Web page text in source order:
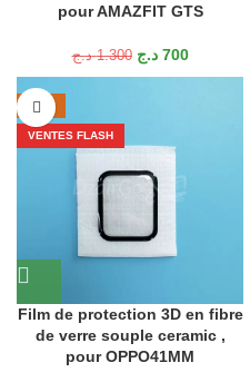
pour AMAZFIT GTS
1.300 د.ج 700 د.ج
-46%
VENTES FLASH
Film de protection 3D en fibre
de verre souple ceramic ,
pour OPPO41MM